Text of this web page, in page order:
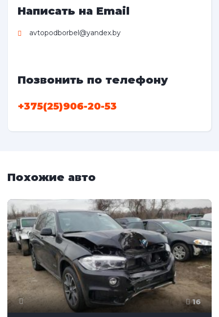
Написать на Email
avtopodborbel@yandex.by
Позвонить по телефону
+375(25)906-20-53
Похожие авто
16